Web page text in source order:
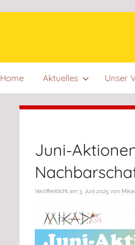
Home Aktuelles Unser
Juni-
Veröffentlicht am3. Juni 2025 von